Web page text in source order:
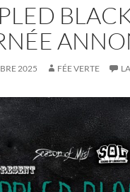
2025 FÉE VERTE